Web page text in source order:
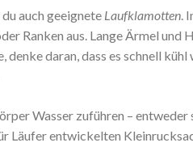
auch geeignete Laufklamotten.
Ranken aus. Lange Ärmel und
daran, dass es schnell kühl
Wasser zuführen – entweder
Läufer entwickelten